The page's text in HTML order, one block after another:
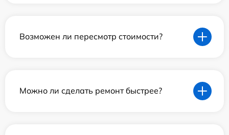
Возможен ли пересмотр стоимости?
Можно ли сделать ремонт быстрее?